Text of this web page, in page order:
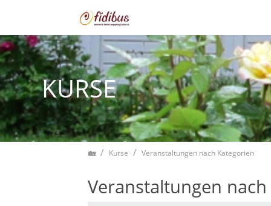
Zum Inhalt springen
KURSE
HomeKurse Veranstaltungen nach Kategorien
Veranstaltungen